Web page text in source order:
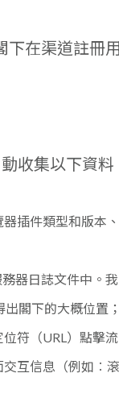
在渠道註冊
收集以下資料
插件類型和版本
器日誌文件中。
出閣下的大概位置
符（URL）點擊
互信息（例如︰